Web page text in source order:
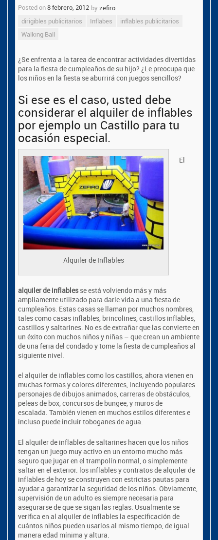
Posted on8 febrero, 2012 by zefiro
dirigibles publicitarios
Inflabes
inflables publicitarios
Walking Ball
¿Se enfrenta a la tarea de encontrar actividades divertidas
para la fiesta de cumpleaños de su hijo? ¿Le preocupa que
los niños en la fiesta se aburrirá con juegos sencillos?
Si ese es el caso, usted debe
considerar el alquiler de inflables
por ejemplo un Castillo para tu
ocasión especial.
Alquiler de Inflables
El
alquiler de inflables se está volviendo más y más
ampliamente utilizado para darle vida a una fiesta de
cumpleaños. Estas casas se llaman por muchos nombres,
tales como casas inflables, brincolines, castillos inflables,
castillos y saltarines. No es de extrañar que las convierte en
un éxito con muchos niños y niñas – que crean un ambiente
de una feria del condado y tome la fiesta de cumpleaños al
siguiente nivel.
el alquiler de inflables como los castillos, ahora vienen en
muchas formas y colores diferentes, incluyendo populares
personajes de dibujos animados, carreras de obstáculos,
peleas de box, concursos de bungee, y muros de
escalada. También vienen en muchos estilos diferentes e
incluso puede incluir toboganes de agua.
El alquiler de inflables de saltarines hacen que los niños
tengan un juego muy activo en un entorno mucho más
seguro que jugar en el trampolín normal, o simplemente
saltar en el exterior. los inflables y contratos de alquiler de
inflables de hoy se construyen con estrictas pautas para
ayudar a garantizar la seguridad de los niños. Obviamente,
supervisión de un adulto es siempre necesaria para
asegurarse de que se sigan las reglas. Usualmente se
verifica en al alquiler de inflables la especificación de
cuántos niños pueden usarlos al mismo tiempo, de igual
manera edad mínima y altura.